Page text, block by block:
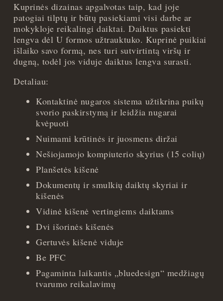
Kuprinės dizainas apgalvotas taip, kad joje
patogiai tilptų ir būtų pasiekiami visi darbe ar
mokykloje reikalingi daiktai. Daiktus pasiekti
lengva dėl U formos užtrauktuko. Kuprinė puikiai
išlaiko savo formą, nes turi sutvirtintą viršų ir
dugną, todėl jos viduje daiktus lengva surasti.
Detaliau:
Kontaktinė nugaros sistema užtikrina puikų
svorio paskirstymą ir leidžia nugarai
kvėpuoti
Nuimami krūtinės ir juosmens diržai
Nešiojamojo kompiuterio skyrius (15 colių)
Planšetės kišenė
Dokumentų ir smulkių daiktų skyriai ir
kišenės
Vidinė kišenė vertingiems daiktams
Dvi išorinės kišenės
Gertuvės kišenė viduje
Be PFC
Pagaminta laikantis „bluedesign“ medžiagų
tvarumo reikalavimų